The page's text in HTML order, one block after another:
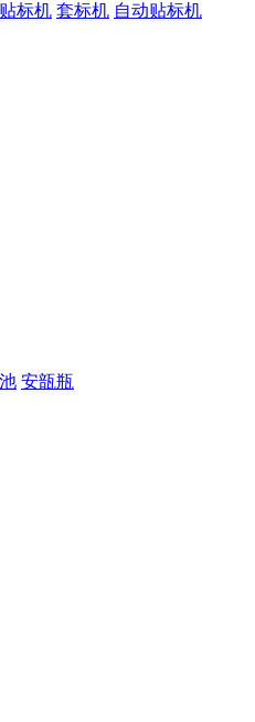
标机 套标机 自动贴标机
安瓿瓶